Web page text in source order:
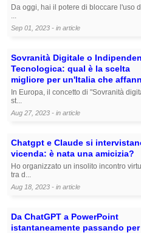
Da oggi, hai il potere di bloccare l'uso
Sep 01, 2023 - in article
Sovranità Digitale o
Tecnologica: qual è la scelta
migliore per un'Italia che
In Europa, il concetto di "Sovranità
st...
Aug 27, 2023 - in article
Chatgpt e Claude si
vicenda: è nata una amicizia?
Ho organizzato un insolito incontro
tra d...
Aug 18, 2023 - in article
Da ChatGPT a PowerPoint
istantaneamente passando per